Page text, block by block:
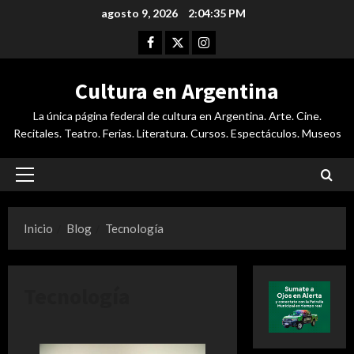
agosto 9, 2026 2:04:36 PM
Facebook
TwitterInstagram
Cultura en Argentina
La única página federal de cultura en Argentina. Arte. Cine.
Recitales. Teatro. Ferias. Literatura. Cursos. Espectáculos. Museos
Menú
Inicio
Blog Tecnología